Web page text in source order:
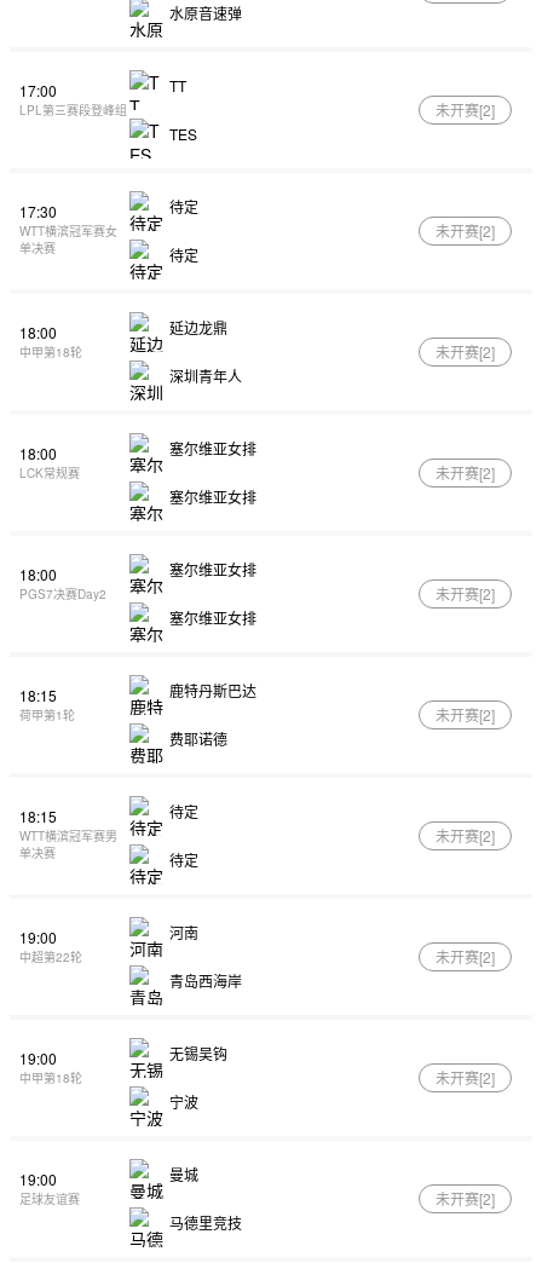
水原音速弹
17:00
LPL第三赛段登峰组
TT
TES
未开赛[2]
17:30
WTT横滨冠军赛女
单决赛
待定
待定
未开赛[2]
18:00
中甲第18轮
延边龙鼎
深圳青年人
未开赛[2]
18:00
LCK常规赛
塞尔维亚女排
塞尔维亚女排
未开赛[2]
18:00
PGS7决赛Day2
塞尔维亚女排
塞尔维亚女排
未开赛[2]
18:15
荷甲第1轮
鹿特丹斯巴达
费耶诺德
未开赛[2]
18:15
WTT横滨冠军赛男
单决赛
待定
待定
未开赛[2]
19:00
中超第22轮
河南
青岛西海岸
未开赛[2]
19:00
中甲第18轮
无锡吴钩
宁波
未开赛[2]
19:00
足球友谊赛
曼城
马德里竞技
未开赛[2]